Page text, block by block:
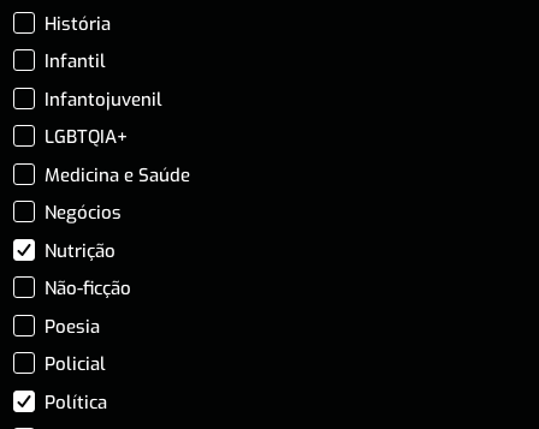
História
Infantil
Infantojuvenil
LGBTQIA+
Medicina e Saúde
Negócios
Nutrição
Não-ficção
Poesia
Policial
Política